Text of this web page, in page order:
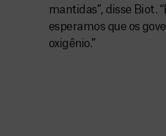
mantidas”, disse Biot.
esperamos que os
oxigênio.”